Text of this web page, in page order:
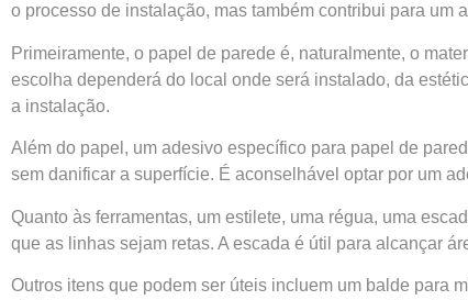
o processo de instalação, mas também contribui para um
Primeiramente, o papel de parede é, naturalmente, o
escolha dependerá do local onde será instalado, da
a instalação.
Além do papel, um adesivo específico para papel de
sem danificar a superfície. É aconselhável optar por um
Quanto às ferramentas, um estilete, uma régua, uma
que as linhas sejam retas. A escada é útil para alcançar
Outros itens que podem ser úteis incluem um balde para